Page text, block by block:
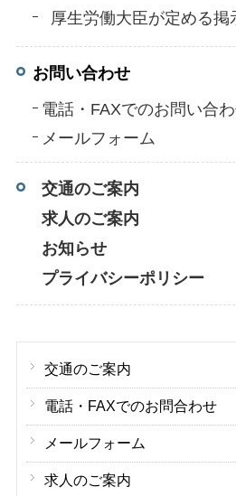
厚生労働大臣が定める掲
お問い合わせ
電話・FAXでのお問い合
メールフォーム
交通のご案内
求人のご案内
お知らせ
プライバシーポリシー
交通のご案内
電話・FAXでのお問合わせ
メールフォーム
求人のご案内